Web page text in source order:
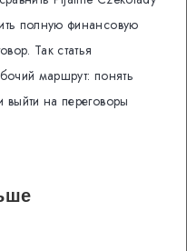
полную финансовую
Так статья
маршрут: понять
выйти на переговоры